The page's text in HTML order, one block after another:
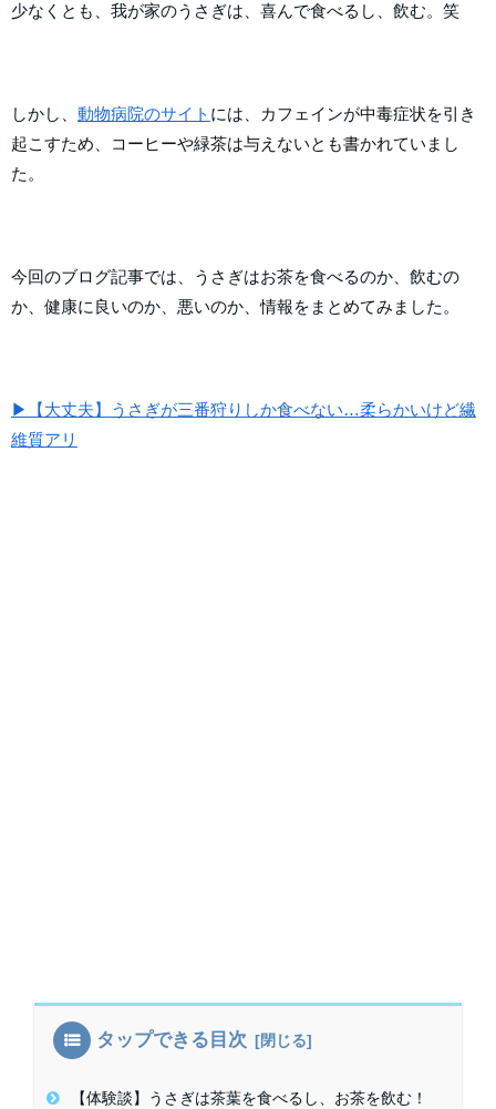
少なくとも、我が家のうさぎは、喜んで食べるし、飲む。笑
しかし、 動物病院のサイト には、カフェインが中毒症状を引き
起こすため、コーヒーや緑茶は与えないとも書かれていまし
た。
今回のブログ記事では、うさぎはお茶を食べるのか、飲むの
か、健康に良いのか、悪いのか、情報をまとめてみました。
▶【大丈夫】うさぎが三番狩りしか食べない…柔らかいけど繊
維質アリ
タップできる目次
【体験談】うさぎは茶葉を食べるし、お茶を飲む！